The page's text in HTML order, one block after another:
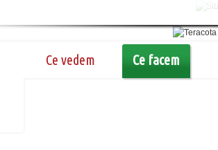
Ce vedem Ce facem